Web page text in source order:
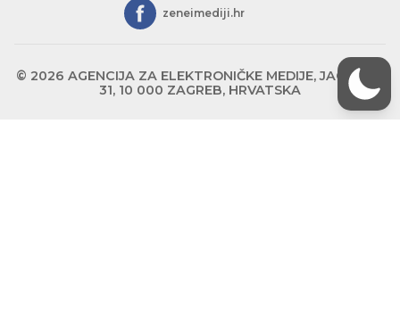
zeneimediji.hr
© 2026 AGENCIJA ZA ELEKTRONIČKE MEDIJE, JAGIĆEVA
31, 10 000 ZAGREB, HRVATSKA